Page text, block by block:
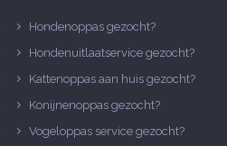
Hondenoppas gezocht?
Hondenuitlaatservice gezocht?
Kattenoppas aan huis gezocht?
Konijnenoppas gezocht?
Vogeloppas service gezocht?